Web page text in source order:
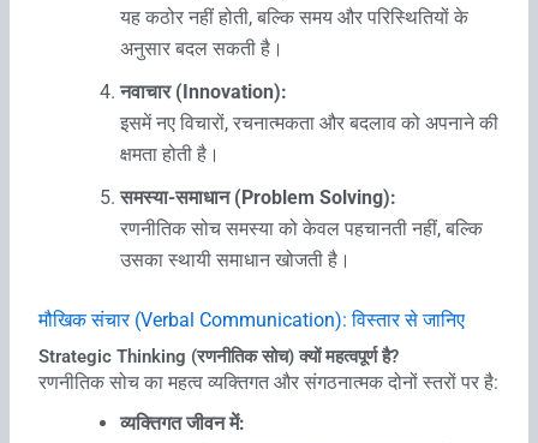
यह कठोर नहीं होती, बल्कि समय और परिस्थितियों के
अनुसार बदल सकती है।
नवाचार (Innovation):
इसमें नए विचारों, रचनात्मकता और बदलाव को अपनाने की
क्षमता होती है।
समस्या-समाधान (Problem Solving):
रणनीतिक सोच समस्या को केवल पहचानती नहीं, बल्कि
उसका स्थायी समाधान खोजती है।
मौखिक संचार (Verbal Communication): विस्‍तार से जानिए
Strategic Thinking (रणनीतिक सोच) क्यों महत्वपूर्ण है?
रणनीतिक सोच का महत्व व्यक्तिगत और संगठनात्मक दोनों स्तरों पर है:
व्यक्तिगत जीवन में: